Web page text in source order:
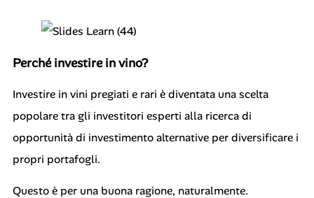
Perché investire in vino?
Investire in vini pregiati e rari è diventata una scelta
popolare tra gli investitori esperti alla ricerca di
opportunità di investimento alternative per diversificare i
propri portafogli.
Questo è per una buona ragione, naturalmente.